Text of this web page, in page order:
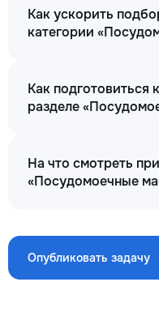
Как ускорить
категории
Как подготовиться
разделе
На что смотреть
«Посудомоечные
Опубликовать задачу